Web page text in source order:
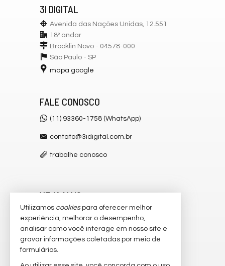
3I DIGITAL
Avenida das Nações Unidas, 12.551
18º andar
Brooklin Novo - 04578-000
São Paulo - SP
mapa google
FALE CONOSCO
(11) 93360-1758 (WhatsApp)
contato@3idigital.com.br
trabalhe conosco
VEJA MAIS
receba nosso newsletter
cadastre seu imóvel
imóveis favoritos
Utilizamos cookiespara oferecer melhor
experiência, melhorar o desempenho,
analisar como você interage em nosso site e
gravar informações coletadas por meio de
formulários.